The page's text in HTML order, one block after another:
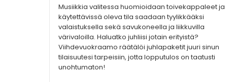
Musiikkia valitessa huomioidaan toivekappaleet ja
käytettävissä oleva tila saadaan tyylikkääksi
valaistuksella sekä savukoneella ja liikkuvilla
värivaloilla. Haluatko juhliisi jotain erityistä?
Viihdevuokraamo räätälöi juhlapaketit juuri sinun
tilaisuutesi tarpeisiin, jotta lopputulos on taatusti
unohtumaton!